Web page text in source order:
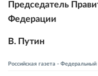
Председатель
Федерации
В. Путин
Российская газета -